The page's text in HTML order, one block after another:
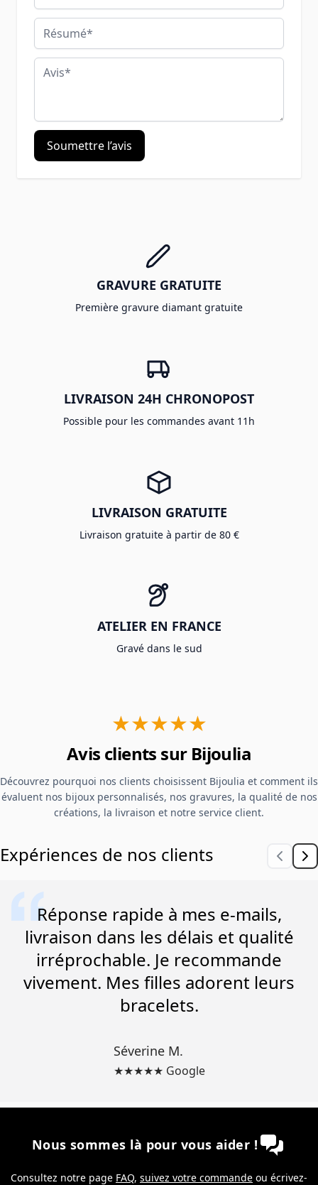
Résumé
Avis
Soumettre l’avis
GRAVURE GRATUITE
Première gravure diamant gratuite
LIVRAISON 24H CHRONOPOST
Possible pour les commandes avant 11h
LIVRAISON GRATUITE
Livraison gratuite à partir de 80 €
ATELIER EN FRANCE
Gravé dans le sud
★★★★★
Avis clients sur Bijoulia
Découvrez pourquoi nos clients choisissent Bijoulia et comment ils
évaluent nos bijoux personnalisés, nos gravures, la qualité de nos
créations, la livraison et notre service client.
Expériences de nos clients
Réponse rapide à mes e-mails,
livraison dans les délais et qualité
irréprochable. Je recommande
vivement. Mes filles adorent leurs
bracelets.
Séverine M.
★★★★★ Google
Nous sommes là pour vous aider !
Consultez notre page FAQ, suivez votre commande ou écrivez-